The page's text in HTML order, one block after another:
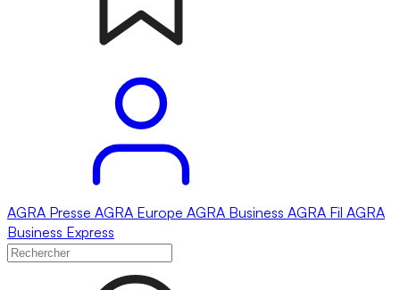
AGRA Presse AGRA Europe AGRA Business AGRA Fil AGRA
Business Express